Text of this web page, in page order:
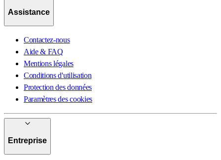
Assistance
Contactez-nous
Aide & FAQ
Mentions légales
Conditions d'utilisation
Protection des données
Paramètres des cookies
Entreprise